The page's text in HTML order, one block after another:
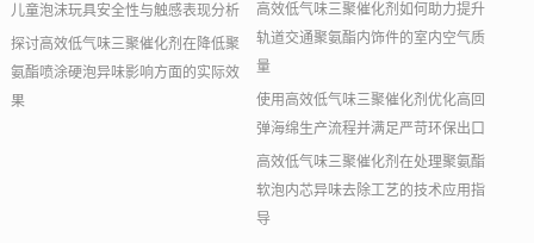
儿童泡沫玩具安全性与触感表现分析
探讨高效低气味三聚催化剂在降低聚
氨酯喷涂硬泡异味影响方面的实际效
果
高效低气味三聚催化剂如何助力提升
轨道交通聚氨酯内饰件的室内空气质
量
使用高效低气味三聚催化剂优化高回
弹海绵生产流程并满足严苛环保出口
高效低气味三聚催化剂在处理聚氨酯
软泡内芯异味去除工艺的技术应用指
导